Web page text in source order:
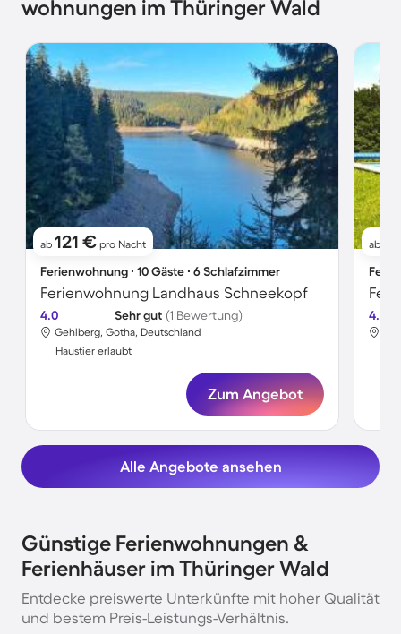
wohnungen im Thüringer Wald
ab 121 € pro Nacht
Ferienwohnung ∙ 10 Gäste ∙ 6 Schlafzimmer
Ferienwohnung Landhaus Schneekopf
4.0 Sehr gut (1 Bewertung)
Gehlberg, Gotha, Deutschland
Haustier erlaubt
Zum Angebot
ab
4.5
Alle Angebote ansehen
Günstige Ferienwohnungen &
Ferienhäuser im Thüringer Wald
Entdecke preiswerte Unterkünfte mit hoher Qualität
und bestem Preis-Leistungs-Verhältnis.